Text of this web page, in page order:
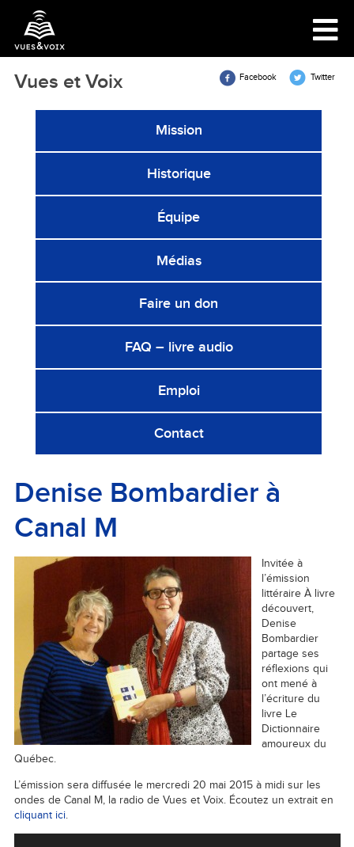
Facebook Twitter
Vues et Voix
Mission
Historique
Équipe
Médias
Faire un don
FAQ – livre audio
Emploi
Contact
Denise Bombardier à
Canal M
Invitée à
l’émission
littéraire À livre
découvert,
Denise
Bombardier
partage ses
réflexions qui
ont mené à
l’écriture du
livre Le
Dictionnaire
amoureux du
Québec.
L’émission sera diffusée le mercredi 20 mai 2015 à midi sur les
ondes de Canal M, la radio de Vues et Voix. Écoutez un extrait en
cliquant ici.